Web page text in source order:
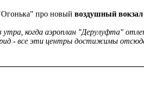
про новый воздушный вокзал
утра, когда аэроплан "Дерулуфта"
- все эти центры достижимы отсюда